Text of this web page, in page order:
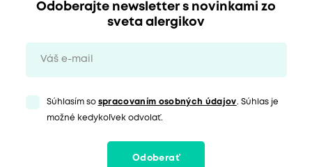
Odoberajte newsletter s novinkami zo
sveta alergikov
Súhlasím so spracovaním osobných údajov. Súhlas je
možné kedykoľvek odvolať.
Odoberať